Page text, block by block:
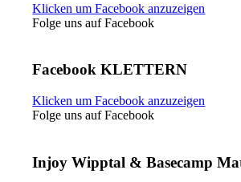
Klicken um Facebook anzuzeigen
Folge uns auf Facebook
Facebook KLETTERN
Klicken um Facebook anzuzeigen
Folge uns auf Facebook
Injoy Wipptal & Basecamp